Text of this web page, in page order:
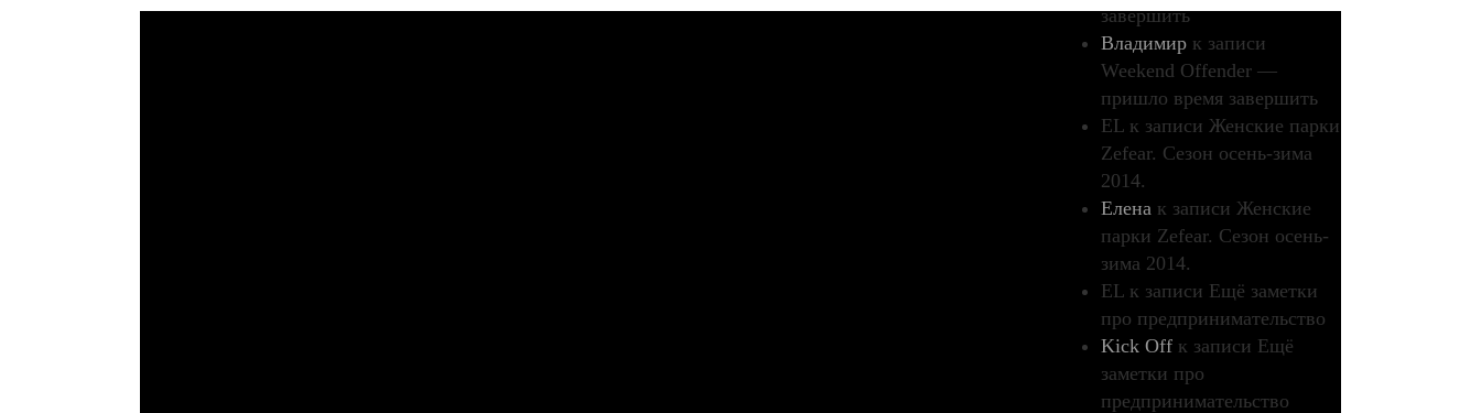
завершить
Владимир к записи
Weekend Offender —
пришло время завершить
EL к записиЖенские парки
Zefear. Сезон осень-зима
2014.
Елена к записиЖенские
парки Zefear. Сезон осень-
зима 2014.
EL к записи Ещё заметки
про предпринимательство
Kick Off к записи Ещё
заметки про
предпринимательство